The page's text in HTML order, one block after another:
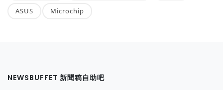
ASUS Microchip
NEWSBUFFET 新聞稿自助吧